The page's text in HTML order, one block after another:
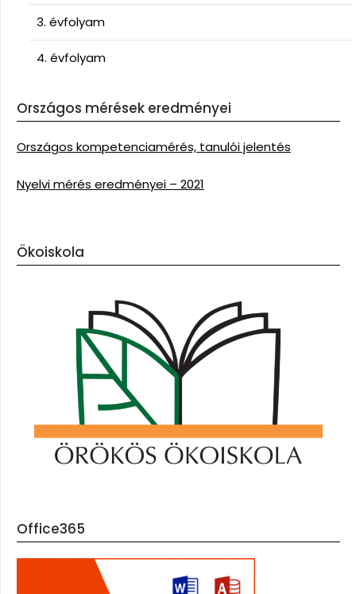
3. évfolyam
4. évfolyam
Országos mérések eredményei
Országos kompetenciamérés, tanulói jelentés
Nyelvi mérés eredményei – 2021
Ökoiskola
Office365